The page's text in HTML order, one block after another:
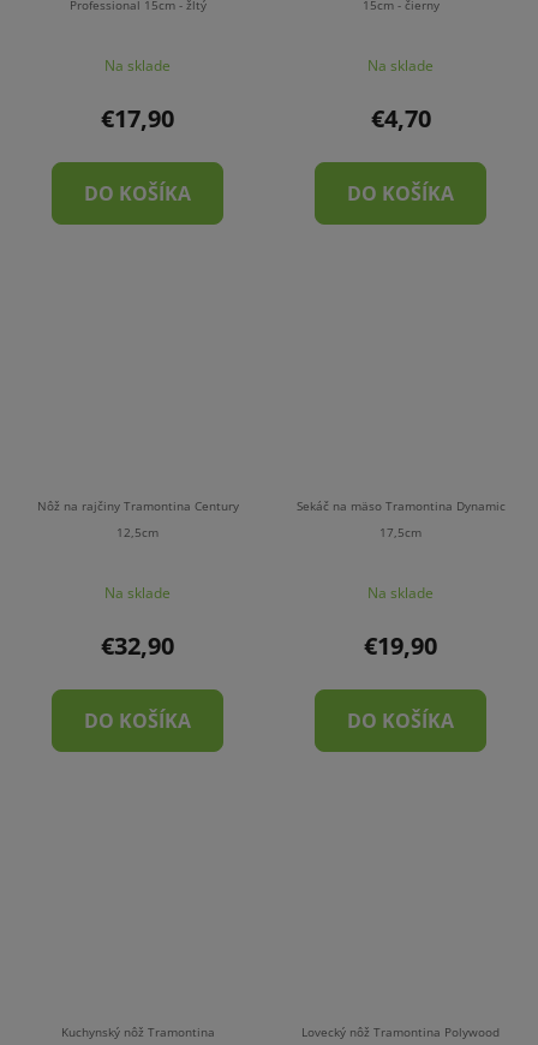
Professional 15cm - žltý
Na sklade
€17,90
DO KOŠÍKA
15cm - čierny
Na sklade
€4,70
DO KOŠÍKA
Nôž na rajčiny Tramontina Century
12,5cm
Na sklade
€32,90
DO KOŠÍKA
Sekáč na mäso Tramontina Dynamic
17,5cm
Na sklade
€19,90
DO KOŠÍKA
Kuchynský nôž Tramontina
Lovecký nôž Tramontina Polywood